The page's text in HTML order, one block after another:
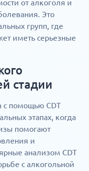
от алкоголя и
Это
групп, где
иметь серьезные
стадии
с помощью CDT
этапах, когда
помогают
и
анализом CDT
с алкогольной